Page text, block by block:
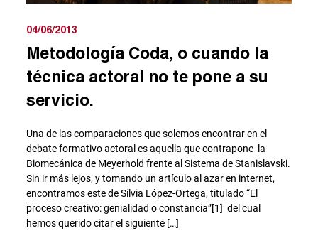
04/06/2013
Metodología Coda, o cuando la
técnica actoral no te pone a su
servicio.
Una de las comparaciones que solemos encontrar en el
debate formativo actoral es aquella que contrapone la
Biomecánica de Meyerhold frente al Sistema de Stanislavski.
Sin ir más lejos, y tomando un artículo al azar en internet,
encontramos este de Silvia López-Ortega, titulado “El
proceso creativo: genialidad o constancia”[1] del cual
hemos querido citar el siguiente […]